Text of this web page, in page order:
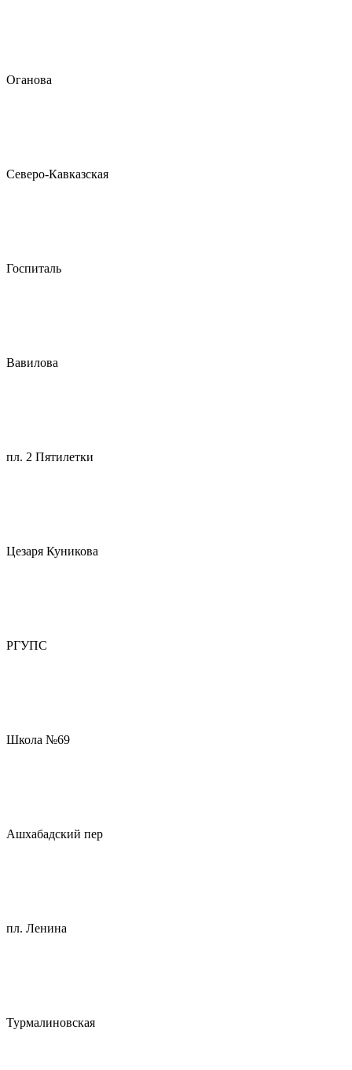
Оганова
Северо-Кавказская
Госпиталь
Вавилова
пл. 2 Пятилетки
Цезаря Куникова
РГУПС
Школа №69
Ашхабадский пер
пл. Ленина
Турмалиновская